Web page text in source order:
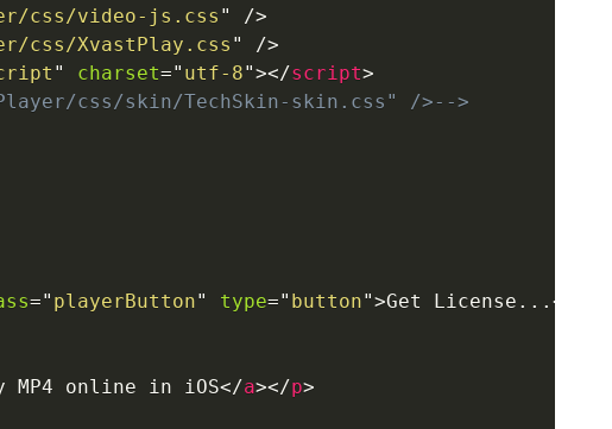
css/video-js.css "
/>
css/XvastPlay.css "
/>
" charset=" utf-8"></script>
css/skin/TechSkin-skin.css" />-->
=" playerButton" type=" button">Get License... </
MP4 online in iOS</a></p>